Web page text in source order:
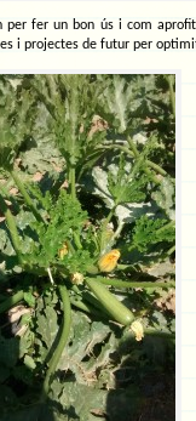
per fer un bon ús i com
i projectes de futur per